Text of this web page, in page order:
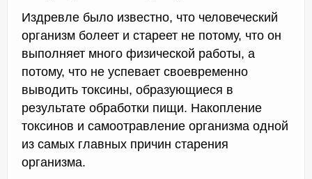
Издревле было известно, что человеческий
организм болеет и стареет не потому, что он
выполняет много физической работы, а
потому, что не успевает своевременно
выводить токсины, образующиеся в
результате обработки пищи. Накопление
токсинов и самоотравление организма одной
из самых главных причин старения
организма.